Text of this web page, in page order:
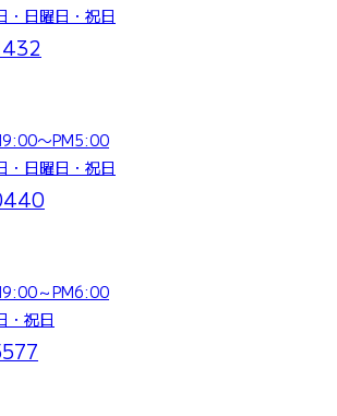
・日曜日・祝日
〜PM5:00
・日曜日・祝日
～PM6:00
・祝日